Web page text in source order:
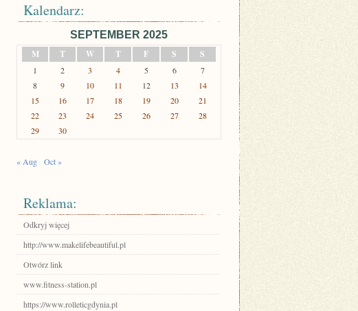
Kalendarz:
SEPTEMBER 2025
M
T W T F S S
1 2 3 4 5 6
7
8
9 10 11 12 13
14
15
16 17 18 19 20
21
22
23 24 25 26 27
28
29
30
« Aug Oct »
Reklama:
Odkryj więcej
http://www.makelifebeautiful.pl
Otwórz link
www.fitness-station.pl
https://www.rolleticgdynia.pl